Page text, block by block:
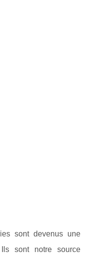
sont devenus une
sont notre source